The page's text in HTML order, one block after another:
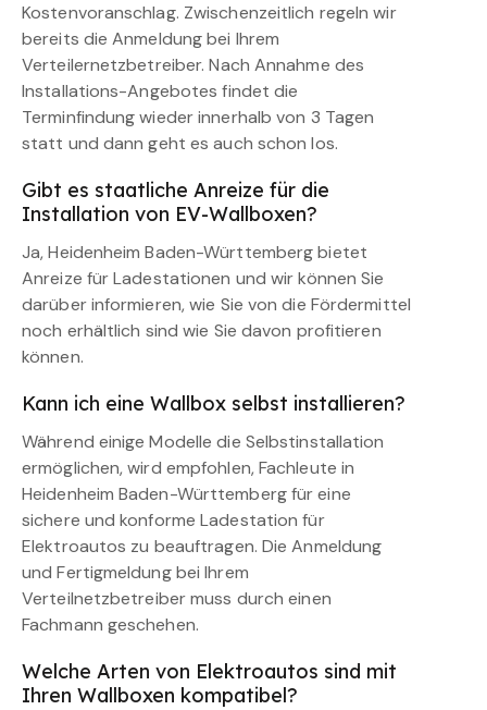
Kostenvoranschlag. Zwischenzeitlich regeln wir
bereits die Anmeldung bei Ihrem
Verteilernetzbetreiber. Nach Annahme des
Installations-Angebotes findet die
Terminfindung wieder innerhalb von 3 Tagen
statt und dann geht es auch schon los.
Gibt es staatliche Anreize für die
Installation von EV-Wallboxen?
Ja, Heidenheim Baden-Württemberg bietet
Anreize für Ladestationen und wir können Sie
darüber informieren, wie Sie von die Fördermittel
noch erhältlich sind wie Sie davon profitieren
können.
Kann ich eine Wallbox selbst installieren?
Während einige Modelle die Selbstinstallation
ermöglichen, wird empfohlen, Fachleute in
Heidenheim Baden-Württemberg für eine
sichere und konforme Ladestation für
Elektroautos zu beauftragen. Die Anmeldung
und Fertigmeldung bei Ihrem
Verteilnetzbetreiber muss durch einen
Fachmann geschehen.
Welche Arten von Elektroautos sind mit
Ihren Wallboxen kompatibel?